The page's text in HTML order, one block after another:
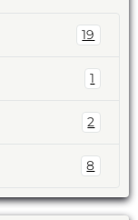
19
1
2
8